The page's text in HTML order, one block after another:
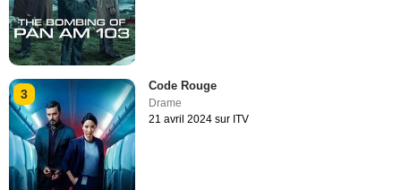
3
Code Rouge
Drame
21 avril 2024 sur ITV